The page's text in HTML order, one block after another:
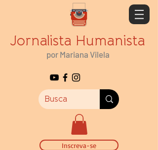
Jornalista Humanista
por Mariana Vilela
Inscreva-se